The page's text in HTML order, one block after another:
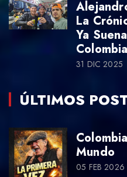
La
Ya
31 DIC 2025
ÚLTIMOS
Mundo
05 FEB 2026